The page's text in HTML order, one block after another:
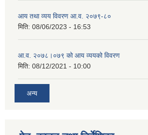
आय तथा व्यय विवरण आ.व. २०७९-८०
मिति: 08/06/2023 - 16:53
आ.व. २०७८।०७९ को आय व्ययको विवरण
मिति: 08/12/2021 - 10:00
अन्य